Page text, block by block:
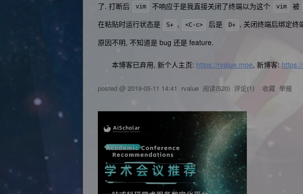
了. 打断后
vim 不响应于是我直接关闭了终端以为这个 vim 被
在粘贴时运行状态是
S+ , <C-c> 后是 D+ , 关闭终端后绑定终
原因不明, 不知道是 bug 还是 feature.
本博客已弃用, 新个人主页: https://rvalue.moe, 新博客:
posted @ 2019-05-11 14:41 rvalue 阅读(520) 评论(1) 收藏 举报